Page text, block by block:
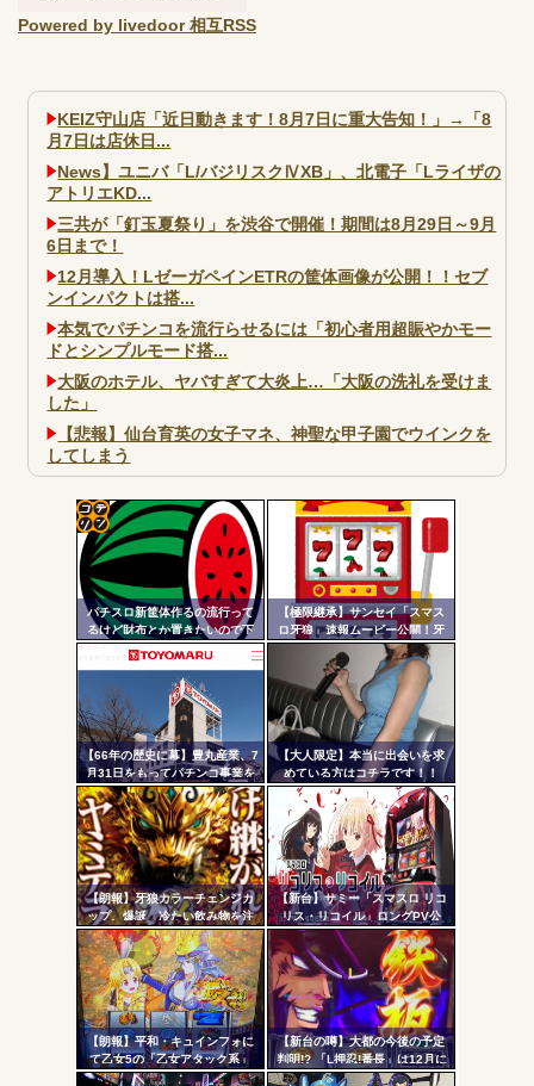
Powered by livedoor 相互RSS
KEIZ守山店「近日動きます！8月7日に重大告知！」→「8
月7日は店休日...
News】ユニバ「L/バジリスクⅣXB」、北電子「Lライザの
アトリエKD...
三共が「釘玉夏祭り」を渋谷で開催！期間は8月29日～9月
6日まで！
12月導入！LゼーガペインETRの筐体画像が公開！！セブ
ンインパクトは搭...
本気でパチンコを流行らせるには「初心者用超賑やかモー
ドとシンプルモード搭...
大阪のホテル、ヤバすぎて大炎上…「大阪の洗礼を受けま
した」
【悲報】仙台育英の女子マネ、神聖な甲子園でウインクを
してしまう
パチンコで人気のないキャラを青色担当にするのやめろや
ワイ、パチンコ屋店員の目の前で会員カードを握り潰し
「今までありがとう」と...
無職のパチンコカス(22)なんやが、ワイの人生どれくらい
ヤバいか教えて？...
AngelBeats!とかいうクソアニメの思い出ｗｗｗ
Powered by livedoor 相互RSS
パチスロ新筐体作るの流行って
るけど財布とか置きたいので下
皿とか今まで通りがいいわ
【極限継承】サンセイ「スマス
ロ牙狼」速報ムービー公開！牙
狼の名に恥じぬ出玉性能がパチ
ンコからスロットへ
【66年の歴史に幕】豊丸産業、7
月31日をもってパチンコ事業を
停止へ ナナシーやコマコマ倶
楽部マやウィッチブレイド…た
くさんの名機をありがとう
【大人限定】本当に出会いを求
めている方はコチラです！！
【朗報】牙狼カラーチェンジカ
ップ、爆誕 冷たい飲み物を注
ぐと背景が浮かび上がる
【新台】サミー「スマスロ リコ
リス・リコイル」ロングPV公
開！新時代の疑似ボ連打を体感
せよ！！！
【朗報】平和・キュインフォに
て乙女5の「乙女アタック系」
「繚乱の刻系」の連続演出信頼
【新台の噂】大都の今後の予定
判明!? 「L押忍!番長」は12月に
登場か
コテ
リン
- 固
自動
更新
ツー
ル